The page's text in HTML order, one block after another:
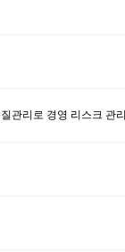
관리로 경영 리스크 관